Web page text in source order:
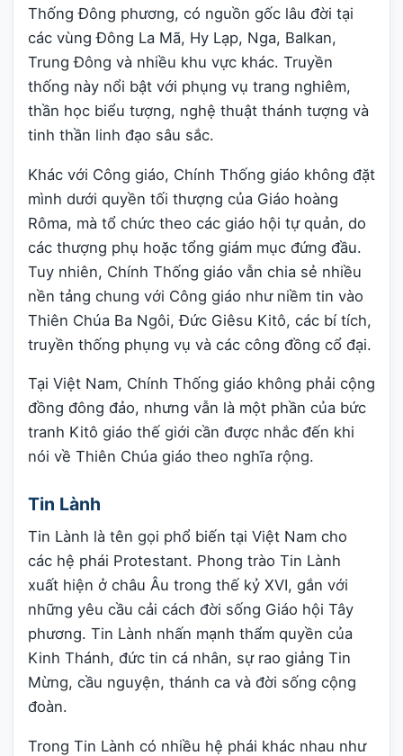
Thống Đông phương, có nguồn gốc lâu đời tại
các vùng Đông La Mã, Hy Lạp, Nga, Balkan,
Trung Đông và nhiều khu vực khác. Truyền
thống này nổi bật với phụng vụ trang nghiêm,
thần học biểu tượng, nghệ thuật thánh tượng và
tinh thần linh đạo sâu sắc.
Khác với Công giáo, Chính Thống giáo không đặt
mình dưới quyền tối thượng của Giáo hoàng
Rôma, mà tổ chức theo các giáo hội tự quản, do
các thượng phụ hoặc tổng giám mục đứng đầu.
Tuy nhiên, Chính Thống giáo vẫn chia sẻ nhiều
nền tảng chung với Công giáo như niềm tin vào
Thiên Chúa Ba Ngôi, Đức Giêsu Kitô, các bí tích,
truyền thống phụng vụ và các công đồng cổ đại.
Tại Việt Nam, Chính Thống giáo không phải cộng
đồng đông đảo, nhưng vẫn là một phần của bức
tranh Kitô giáo thế giới cần được nhắc đến khi
nói về Thiên Chúa giáo theo nghĩa rộng.
Tin Lành
Tin Lành là tên gọi phổ biến tại Việt Nam cho
các hệ phái Protestant. Phong trào Tin Lành
xuất hiện ở châu Âu trong thế kỷ XVI, gắn với
những yêu cầu cải cách đời sống Giáo hội Tây
phương. Tin Lành nhấn mạnh thẩm quyền của
Kinh Thánh, đức tin cá nhân, sự rao giảng Tin
Mừng, cầu nguyện, thánh ca và đời sống cộng
đoàn.
Trong Tin Lành có nhiều hệ phái khác nhau như